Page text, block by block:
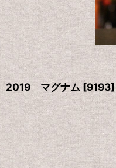
2019 マグナム [9193]